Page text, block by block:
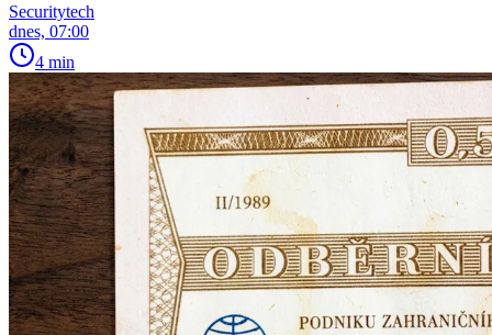
Securitytech
dnes, 07:00
4 min